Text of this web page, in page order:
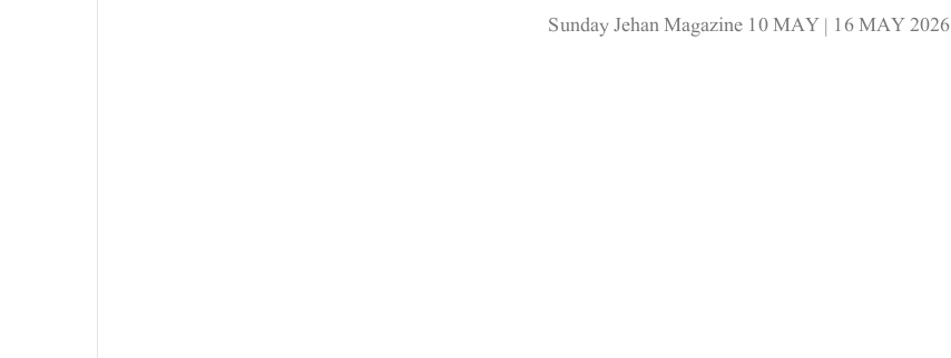
Sunday Jehan Magazine 10 MAY | 16 MAY 2026